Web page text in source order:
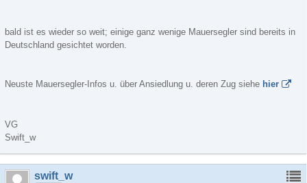
bald ist es wieder so weit; einige ganz wenige Mauersegler sind bereits in
Deutschland gesichtet worden.
Neuste Mauersegler-Infos u. über Ansiedlung u. deren Zug siehe hier
VG
Swift_w
swift_w